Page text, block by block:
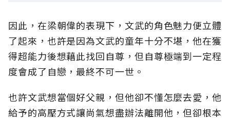
因此，在梁朝偉的表現下，文武的角色魅力便立體
了起來，也許是因為文武的童年十分不堪，他在獲
得超能力後想藉此找回自尊，但自尊極端到一定程
度會成了自戀，最終不可一世。
也許文武想當個好父親，但他卻不懂怎麼去愛，他
給予的高壓方式讓尚氣想盡辦法離開他，但卻根本